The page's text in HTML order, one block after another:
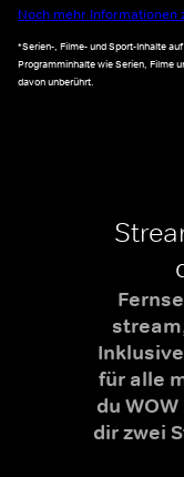
Noch mehr Informationen
*Serien-, Filme- und Sport-Inhalte
Programminhalte wie Serien, Filme
davon unberührt.
für alle
du
dir zwei